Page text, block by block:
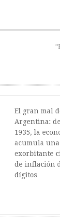
El gran mal
Argentina:
1935, la
acumula una
exorbitante
de inflación
dígitos